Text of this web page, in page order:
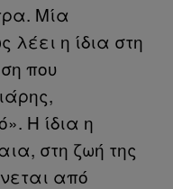
Μία
λέει η ίδια στη
που
Η ίδια η
στη ζωή της
από